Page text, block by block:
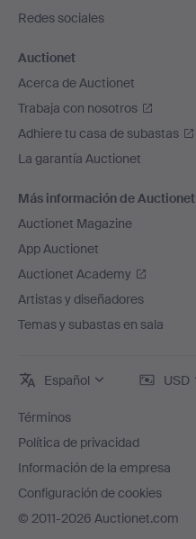
página
Redes sociales
Auctionet
Acerca de Auctionet
Trabaja con nosotros
Adhiere tu casa de subastas
La garantía Auctionet
Más información de Auctionet
Auctionet Magazine
App Auctionet
Auctionet Academy
Artistas y diseñadores
Temas y subastas en sala
Español USD
Términos
Política de privacidad
Información de la empresa
Configuración de cookies
© 2011-2026 Auctionet.com